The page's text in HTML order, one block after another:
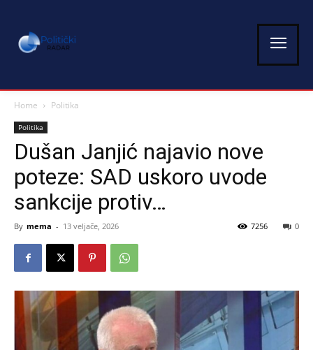
Home Politika
Politika
Dušan Janjić najavio nove
poteze: SAD uskoro uvode
sankcije protiv…
By mema - 13 veljače, 2026 0
7256